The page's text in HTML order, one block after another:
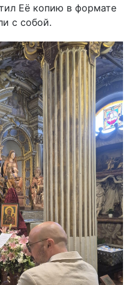
Её копию в формате
с собой.